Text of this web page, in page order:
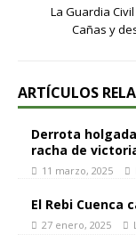
La Guardia
Cañas y
ARTÍCULOS
Derrota
racha de
11 marzo, 2025
El Rebi Cuenca
27 enero, 2025